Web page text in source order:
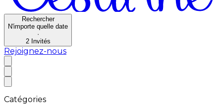
Rechercher
N'importe quelle date
·
2 Invités
Rejoignez-nous
Catégories